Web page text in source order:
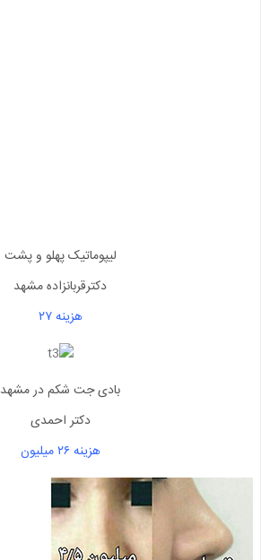
لیپوماتیک پهلو و پشت
دکترقربانزاده مشهد
هزینه ۲۷
بادی جت شکم در مشهد
دکتر احمدی
هزینه ۲۶ میلیون